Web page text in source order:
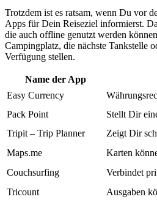
Trotzdem ist es ratsam, wenn Du vor
Apps für Dein Reiseziel informierst.
die auch offline genutzt werden
Campingplatz, die nächste Tankstelle
Verfügung stellen.
Name der App
Easy Currency
Pack Point
Stellt Dir
Tripit – Trip Planner
Zeigt Dir
Maps.me
Karten
Couchsurfing
Verbindet
Tricount
Ausgaben